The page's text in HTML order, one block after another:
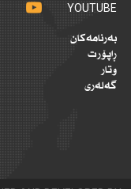
YOUTUBE
بەرنامەکان
ڕاپۆرت
وتار
گەلەری